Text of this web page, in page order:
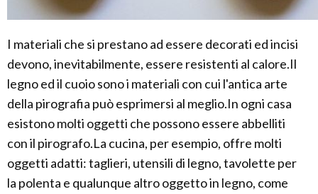
I materiali che si prestano ad essere decorati ed incisi
devono, inevitabilmente, essere resistenti al calore.Il
legno ed il cuoio sono i materiali con cui l'antica arte
della pirografia può esprimersi al meglio.In ogni casa
esistono molti oggetti che possono essere abbelliti
con il pirografo.La cucina, per esempio, offre molti
oggetti adatti: taglieri, utensili di legno, tavolette per
la polenta e qualunque altro oggetto in legno, come